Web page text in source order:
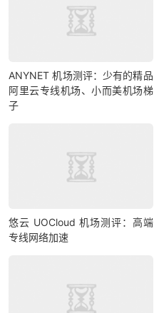
ANYNET 机场测评：少有的精品
阿里云专线机场、小而美机场梯
子
悠云 UOCloud 机场测评：高端
专线网络加速